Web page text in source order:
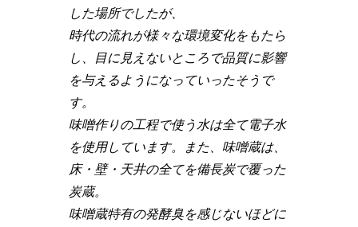
した場所でしたが、
時代の流れが様々な環境変化をもたら
し、目に見えないところで品質に影響
を与えるようになっていったそうで
す。
味噌作りの工程で使う水は全て電子水
を使用しています。また、味噌蔵は、
床・壁・天井の全てを備長炭で覆った
炭蔵。
味噌蔵特有の発酵臭を感じないほどに